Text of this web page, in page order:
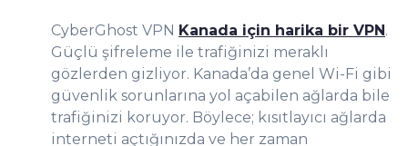
CyberGhost VPN Kanada için harika bir VPN .
Güçlü şifreleme ile trafiğinizi meraklı
gözlerden gizliyor. Kanada’da genel Wi-Fi gibi
güvenlik sorunlarına yol açabilen ağlarda bile
trafiğinizi koruyor. Böylece; kısıtlayıcı ağlarda
interneti açtığınızda ve her zaman